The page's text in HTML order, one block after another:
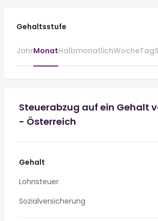
Gehaltsstufe
JahrMonatHalbmonatlichWocheTag
Steuerabzug auf ein Gehalt
- Österreich
Gehalt
Lohnsteuer
Sozialversicherung